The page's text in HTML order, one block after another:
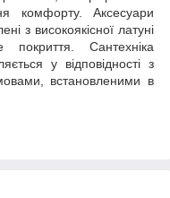
комфорту. Аксесуари
з високоякісної латуні
покриття. Сантехніка
у відповідності з
встановленими в